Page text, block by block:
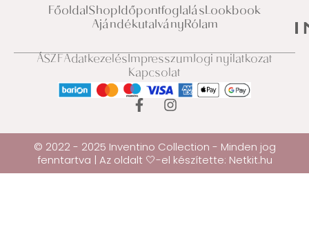
FőoldalShopIdőpontfoglalásLookbook
AjándékutalványRólam
ÁSZFAdatkezelésImpresszumJogi nyilatkozat
Kapcsolat
© 2022 - 2025 Inventino Collection - Minden jog
fenntartva | Az oldalt 🤍-el készítette: Netkit.hu